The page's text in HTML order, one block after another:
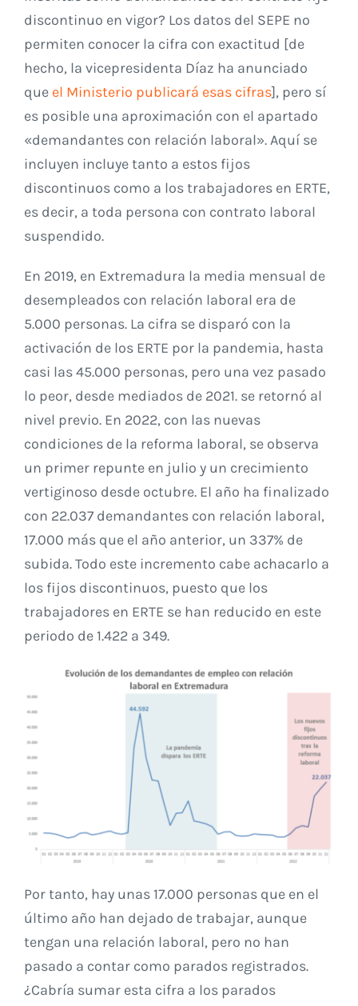
discontinuo en vigor? Los datos del SEPE no
permiten conocer la cifra con exactitud [de
hecho, la vicepresidenta Díaz ha anunciado
que el Ministerio publicará esas cifras], pero sí
es posible una aproximación con el apartado
«demandantes con relación laboral». Aquí se
incluyen incluye tanto a estos fijos
discontinuos como a los trabajadores en ERTE,
es decir, a toda persona con contrato laboral
suspendido.
En 2019, en Extremadura la media mensual de
desempleados con relación laboral era de
5.000 personas. La cifra se disparó con la
activación de los ERTE por la pandemia, hasta
casi las 45.000 personas, pero una vez pasado
lo peor, desde mediados de 2021. se retornó al
nivel previo. En 2022, con las nuevas
condiciones de la reforma laboral, se observa
un primer repunte en julio y un crecimiento
vertiginoso desde octubre. El año ha finalizado
con 22.037 demandantes con relación laboral,
17.000 más que el año anterior, un 337% de
subida. Todo este incremento cabe achacarlo a
los fijos discontinuos, puesto que los
trabajadores en ERTE se han reducido en este
periodo de 1.422 a 349.
Por tanto, hay unas 17.000 personas que en el
último año han dejado de trabajar, aunque
tengan una relación laboral, pero no han
pasado a contar como parados registrados.
¿Cabría sumar esta cifra a los parados